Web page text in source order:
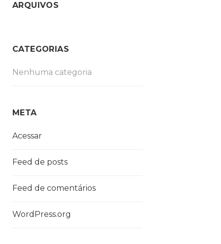
ARQUIVOS
CATEGORIAS
Nenhuma categoria
META
Acessar
Feed de posts
Feed de comentários
WordPress.org